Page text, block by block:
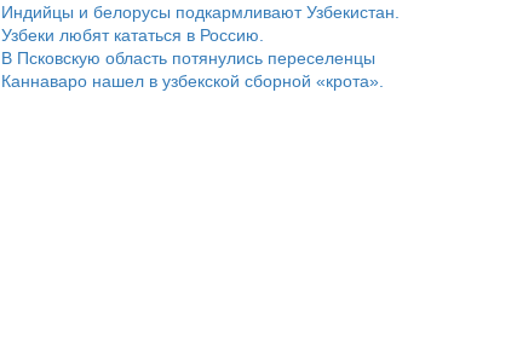
Индийцы и белорусы подкармливают Узбекистан.
Узбеки любят кататься в Россию.
В Псковскую область потянулись переселенцы
Каннаваро нашел в узбекской сборной «крота».